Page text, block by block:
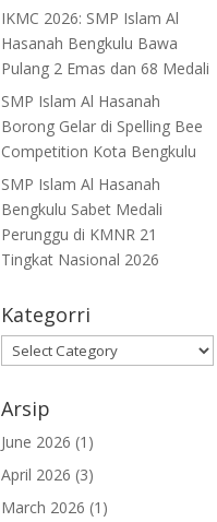
IKMC 2026: SMP Islam Al
Hasanah Bengkulu Bawa
Pulang 2 Emas dan 68 Medali
SMP Islam Al Hasanah
Borong Gelar di Spelling Bee
Competition Kota Bengkulu
SMP Islam Al Hasanah
Bengkulu Sabet Medali
Perunggu di KMNR 21
Tingkat Nasional 2026
Kategorri
Kategorri
Arsip
June 2026 (1)
April 2026 (3)
March 2026 (1)